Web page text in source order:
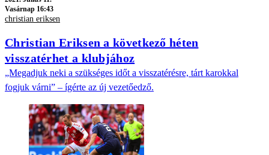
Vasárnap 16:43
christian eriksen
Christian Eriksen a következő héten
visszatérhet a klubjához
„Megadjuk neki a szükséges időt a visszatérésre, tárt karokkal
fogjuk várni” – ígérte az új vezetőedző.